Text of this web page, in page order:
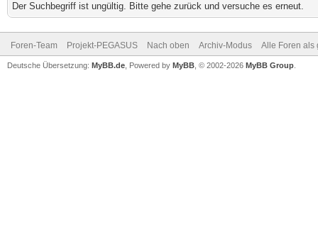
Der Suchbegriff ist ungültig. Bitte gehe zurück und versuche es erneut.
Foren-Team Projekt-PEGASUS Nach oben Archiv-Modus Alle Foren als
Deutsche Übersetzung: MyBB.de , Powered by MyBB , © 2002-2026 MyBB Group